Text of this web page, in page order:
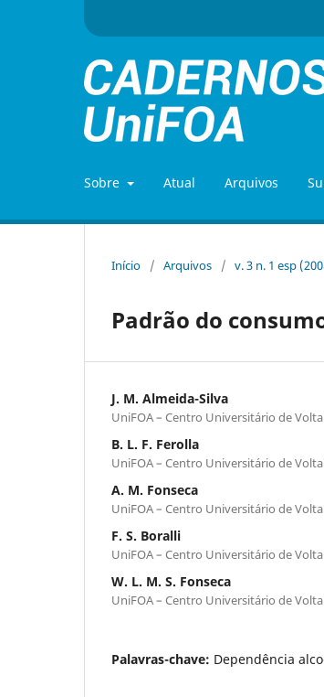
Sobre Atual Arquivos
Início / Arquivos / v. 3 n. 1 esp
Padrão do
J. M. Almeida-Silva
UniFOA – Centro Universitário de
B. L. F. Ferolla
UniFOA – Centro Universitário de
A. M. Fonseca
UniFOA – Centro Universitário de
F. S. Boralli
UniFOA – Centro Universitário de
W. L. M. S. Fonseca
UniFOA – Centro Universitário de
Palavras-chave: Dependência